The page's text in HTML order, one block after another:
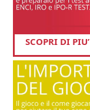
SCOPRI DI PIU’